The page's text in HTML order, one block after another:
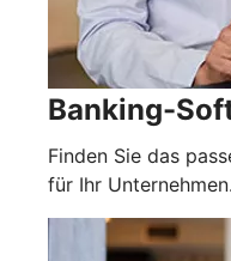
Banking-
Finden Sie das
für Ihr Unternehmen.